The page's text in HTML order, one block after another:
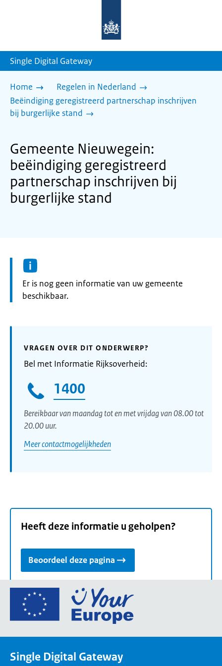
homepage
Single Digital Gateway
Home
Regelen in Nederland
Beëindiging geregistreerd partnerschap inschrijven
bij burgerlijke stand
Gemeente Nieuwegein:
beëindiging geregistreerd
partnerschap inschrijven bij
burgerlijke stand
Informatie:
Er is nog geen informatie van uw gemeente
beschikbaar.
VRAGEN OVER DIT ONDERWERP?
Bel met Informatie Rijksoverheid:
1400
Bereikbaar van maandag tot en met vrijdag van 08.00 tot
20.00 uur.
Meer contactmogelijkheden
Heeft deze informatie u geholpen?
Beoordeel deze pagina
Ga
de
Single Digital Gateway